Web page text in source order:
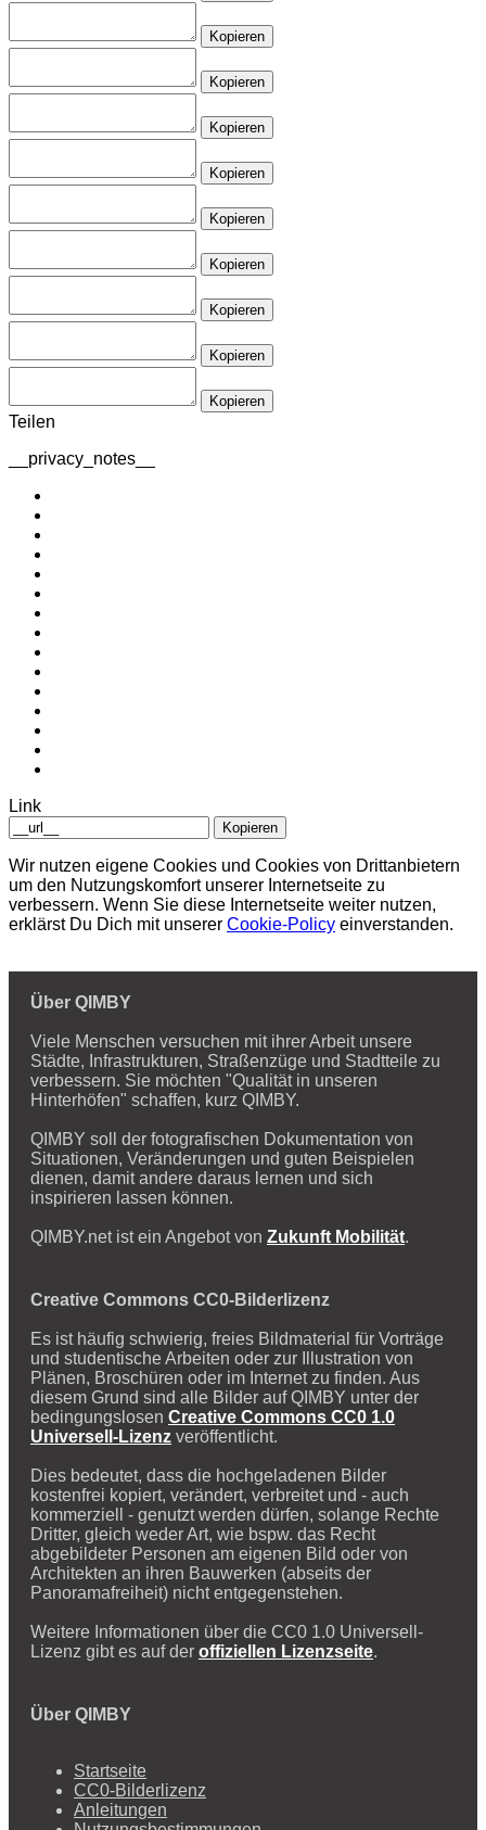
Kopieren
Kopieren
Kopieren
Kopieren
Kopieren
Kopieren
Kopieren
Kopieren
Kopieren
Teilen
__privacy_notes__
Link
Kopieren
Wir nutzen eigene Cookies und Cookies von Drittanbietern
um den Nutzungskomfort unserer Internetseite zu
verbessern. Wenn Sie diese Internetseite weiter nutzen,
erklärst Du Dich mit unserer Cookie-Policy einverstanden.
Über QIMBY
Viele Menschen versuchen mit ihrer Arbeit unsere
Städte, Infrastrukturen, Straßenzüge und Stadtteile zu
verbessern. Sie möchten "Qualität in unseren
Hinterhöfen" schaffen, kurz QIMBY.
QIMBY soll der fotografischen Dokumentation von
Situationen, Veränderungen und guten Beispielen
dienen, damit andere daraus lernen und sich
inspirieren lassen können.
QIMBY.net ist ein Angebot von Zukunft Mobilität.
Creative Commons CC0-Bilderlizenz
Es ist häufig schwierig, freies Bildmaterial für Vorträge
und studentische Arbeiten oder zur Illustration von
Plänen, Broschüren oder im Internet zu finden. Aus
diesem Grund sind alle Bilder auf QIMBY unter der
bedingungslosen Creative Commons CC0 1.0
Universell-Lizenz veröffentlicht.
Dies bedeutet, dass die hochgeladenen Bilder
kostenfrei kopiert, verändert, verbreitet und - auch
kommerziell - genutzt werden dürfen, solange Rechte
Dritter, gleich weder Art, wie bspw. das Recht
abgebildeter Personen am eigenen Bild oder von
Architekten an ihren Bauwerken (abseits der
Panoramafreiheit) nicht entgegenstehen.
Weitere Informationen über die CC0 1.0 Universell-
Lizenz gibt es auf der offiziellen Lizenzseite.
Über QIMBY
Startseite
CC0-Bilderlizenz
Anleitungen